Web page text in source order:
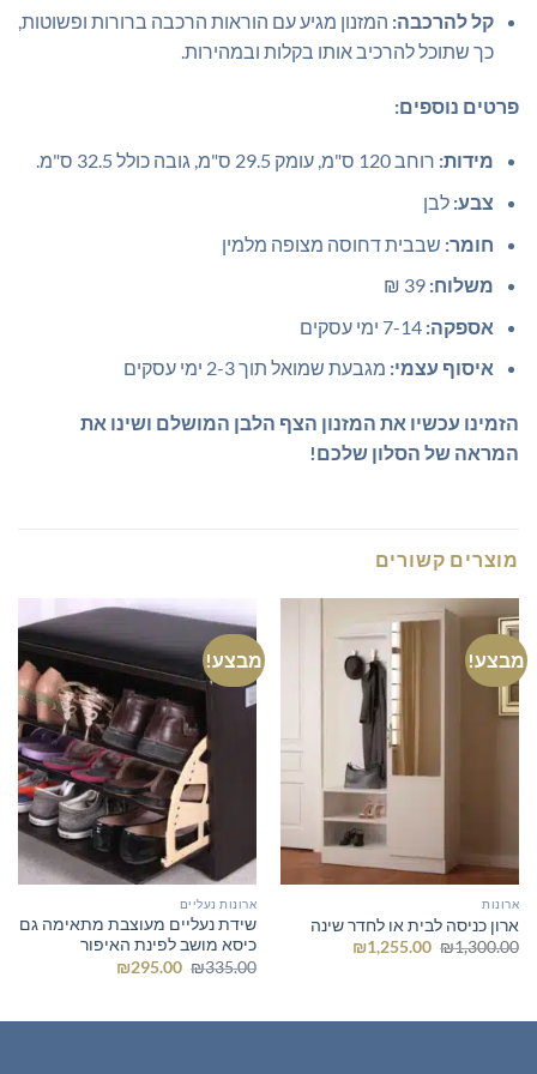
קל להרכבה: המזנון מגיע עם הוראות הרכבה ברורות ופשוטות,
כך שתוכל להרכיב אותו בקלות ובמהירות.
פרטים נוספים:
מידות: רוחב 120 ס"מ, עומק 29.5 ס"מ, גובה כולל 32.5 ס"מ.
צבע: לבן
חומר: שבבית דחוסה מצופה מלמין
משלוח:
אספקה:
איסוף עצמי: מגבעת שמואל תוך 2-3 ימי עסקים
הזמינו עכשיו את המזנון הצף הלבן המושלם ושינו את
המראה של הסלון שלכם!
מוצרים קשורים
מבצע!
ארונות
ארון כניסה לבית או לחדר שינה
₪1,300.00
המחיר
₪1,255.00
המחיר
מבצע!
ארונות נעליים
שידת נעליים מעוצבת מתאימה גם
כיסא מושב לפינת האיפור
₪335.00
המחיר ₪295.00
המחיר